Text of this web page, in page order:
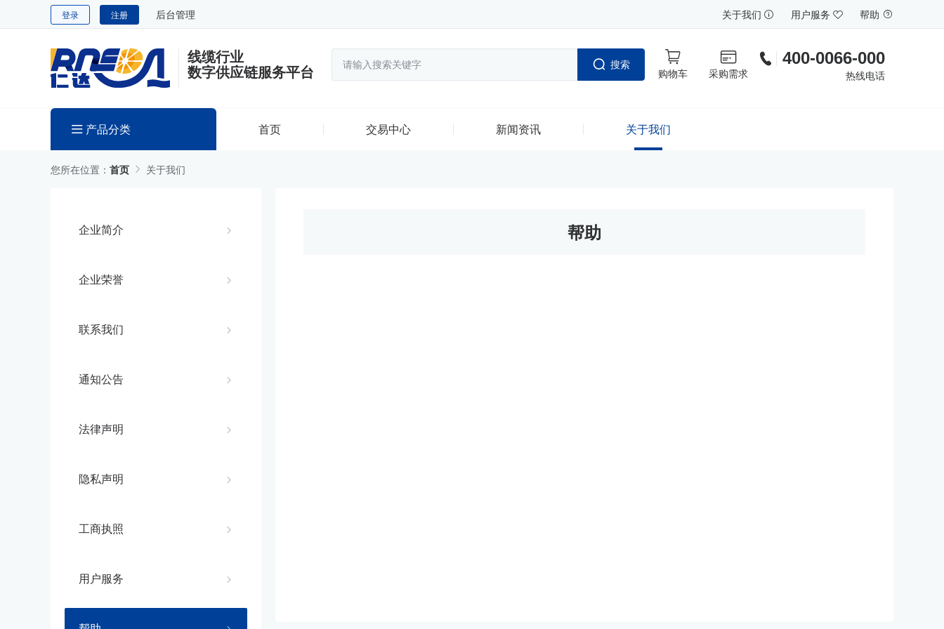
登录 注册 后台管理 关于我们 用户服务 帮助
线缆行业
数字供应链服务平台 搜索
购物车 采购需求
400-0066-000
热线电话
产品分类 首页 交易中心 新闻资讯 关于我们
您所在位置： 首页 关于我们
企业简介
企业荣誉
联系我们
通知公告
法律声明
隐私声明
工商执照
用户服务
帮助